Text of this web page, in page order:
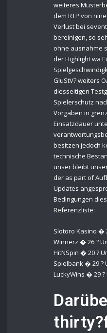
weiteres
dem RTP von
Verlust bei
bereinigen, so
ohne ausnahme
der Highlight wa
GluStV? weiters
diesseitigen
Spielerschutz
Vorgaben in
Einsatzdauer
besitzen jedoch
technische
unser bleibt
der as part of
Updates
Bedingungen
Referenzliste:
Slotoro Kasino �
Winnerz � 26 ?
HitNSpin � 20 ?
Spielbank � 29 ?
LuckyWins � 29